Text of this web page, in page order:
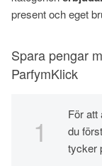
present och eget
Spara pengar
ParfymKlick
För att
du
tycker